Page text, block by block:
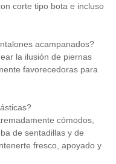
corte tipo bota e incluso
acampanados?
la ilusión de piernas
favorecedoras para
cómodos,
de sentadillas y de
fresco, apoyado y